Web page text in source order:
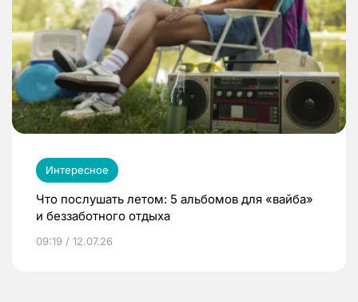
Интересное
Что послушать летом: 5 альбомов для «вайба»
и беззаботного отдыха
09:19 / 12.07.26